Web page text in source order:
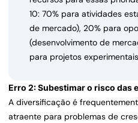
10: 70% para atividades
de mercado), 20% para
(desenvolvimento de
para projetos
Erro 2: Subestimar o risco das
A diversificação é
atraente para problemas de